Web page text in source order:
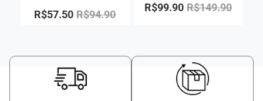
R$94.90
R$57.50
R$149.90
R$99.90